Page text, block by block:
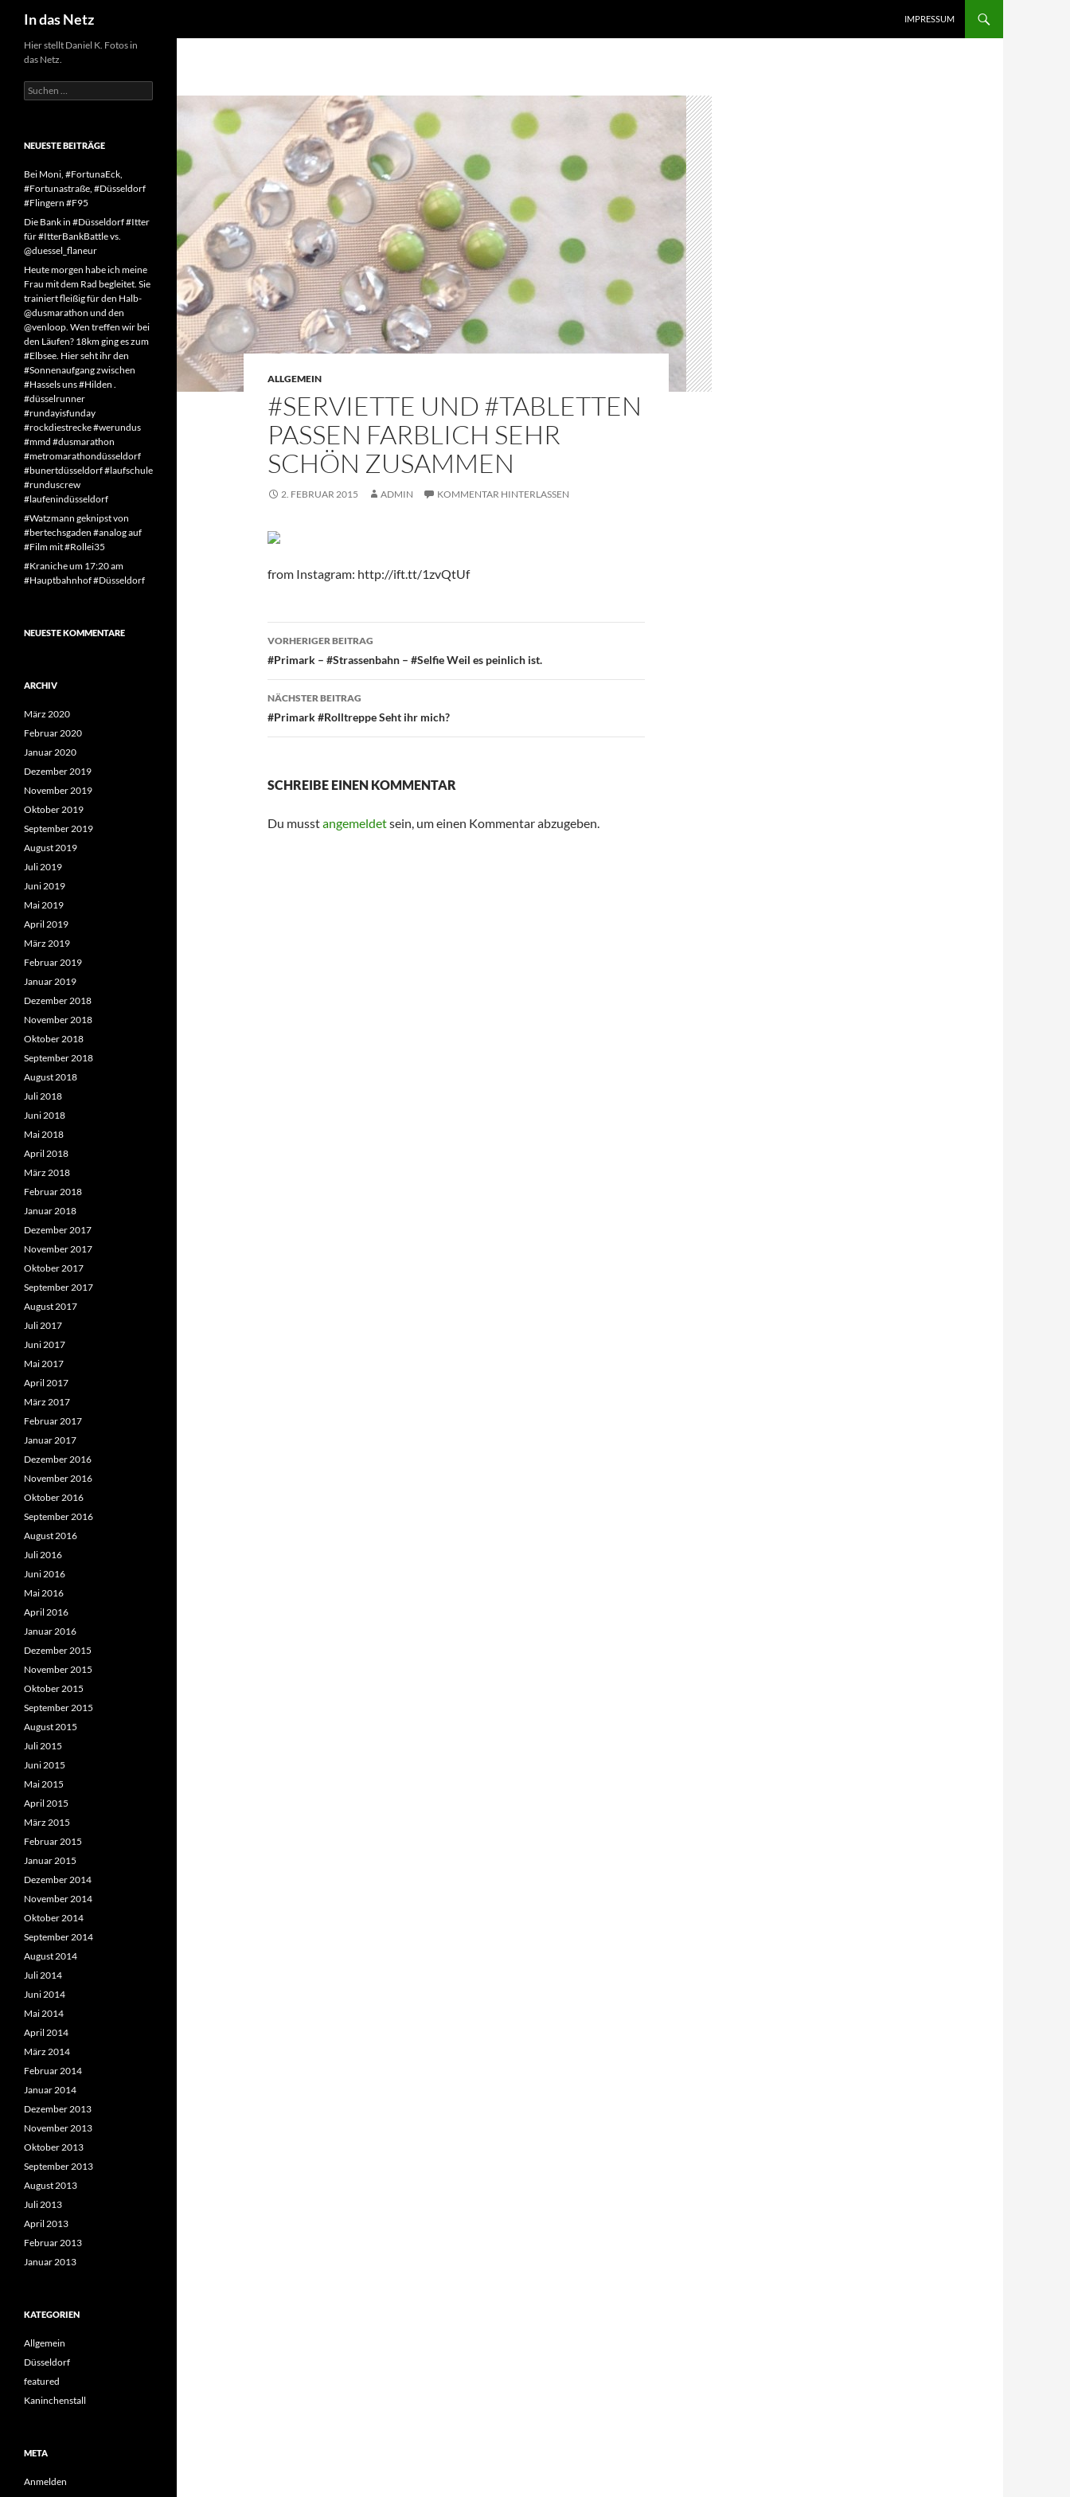
Inhalt
springen
In das Netz IMPRESSUM
ALLGEMEIN
#SERVIETTE UND #TABLETTEN
PASSEN FARBLICH SEHR
SCHÖN ZUSAMMEN
2. FEBRUAR 2015 ADMIN KOMMENTAR HINTERLASSEN
from Instagram: http://ift.tt/1zvQtUf
Beitragsnavigation
VORHERIGER BEITRAG
#Primark – #Strassenbahn – #Selfie Weil es peinlich ist.
NÄCHSTER BEITRAG
#Primark #Rolltreppe Seht ihr mich?
SCHREIBE EINEN KOMMENTAR
Du musstangemeldetsein, um einen Kommentar abzugeben.
Hier stellt Daniel K. Fotos in
das Netz.
Suchen
nach:
NEUESTE BEITRÄGE
Bei Moni, #FortunaEck,
#Fortunastraße, #Düsseldorf
#Flingern #F95
Die Bank in #Düsseldorf #Itter
für #ItterBankBattle vs.
@duessel_flaneur
Heute morgen habe ich meine
Frau mit dem Rad begleitet. Sie
trainiert fleißig für den Halb-
@dusmarathon und den
@venloop. Wen treffen wir bei
den Läufen? 18km ging es zum
#Elbsee. Hier seht ihr den
#Sonnenaufgang zwischen
#Hassels uns #Hilden .
#düsselrunner
#rundayisfunday
#rockdiestrecke #werundus
#mmd #dusmarathon
#metromarathondüsseldorf
#bunertdüsseldorf #laufschule
#runduscrew
#laufenindüsseldorf
#Watzmann geknipst von
#bertechsgaden #analog auf
#Film mit #Rollei35
#Kraniche um 17:20 am
#Hauptbahnhof #Düsseldorf
NEUESTE KOMMENTARE
ARCHIV
März 2020
Februar 2020
Januar 2020
Dezember 2019
November 2019
Oktober 2019
September 2019
August 2019
Juli 2019
Juni 2019
Mai 2019
April 2019
März 2019
Februar 2019
Januar 2019
Dezember 2018
November 2018
Oktober 2018
September 2018
August 2018
Juli 2018
Juni 2018
Mai 2018
April 2018
März 2018
Februar 2018
Januar 2018
Dezember 2017
November 2017
Oktober 2017
September 2017
August 2017
Juli 2017
Juni 2017
Mai 2017
April 2017
März 2017
Februar 2017
Januar 2017
Dezember 2016
November 2016
Oktober 2016
September 2016
August 2016
Juli 2016
Juni 2016
Mai 2016
April 2016
Januar 2016
Dezember 2015
November 2015
Oktober 2015
September 2015
August 2015
Juli 2015
Juni 2015
Mai 2015
April 2015
März 2015
Februar 2015
Januar 2015
Dezember 2014
November 2014
Oktober 2014
September 2014
August 2014
Juli 2014
Juni 2014
Mai 2014
April 2014
März 2014
Februar 2014
Januar 2014
Dezember 2013
November 2013
Oktober 2013
September 2013
August 2013
Juli 2013
April 2013
Februar 2013
Januar 2013
KATEGORIEN
Allgemein
Düsseldorf
featured
Kaninchenstall
META
Anmelden